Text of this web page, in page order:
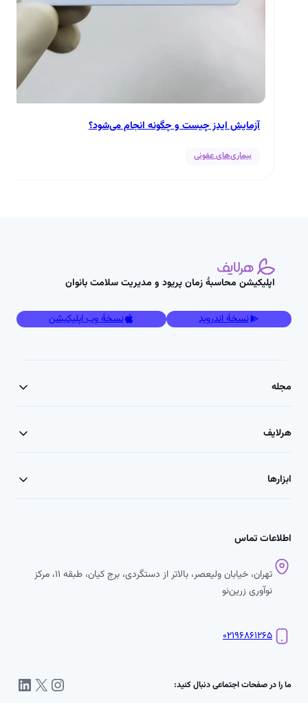
آزمایش ایدز چیست و چگونه انجام می‌شود؟
بیماری‌های عفونی
اپلیکیشن محاسبۀ زمان پریود و مدیریت سلامت بانوان
مجله
هرلایف
ابزارها
نسخۀ اندروید نسخۀ وب اپلیکیشن
اطلاعات تماس
تهران، خیابان ولیعصر، بالاتر از دستگردی، برج کیان، طبقه ۱۱، مرکز
نوآوری زرین‌نو
۰۲۱۹۶۸۶۱۲۶۵
ما را در صفحات اجتماعی دنبال کنید:
اینستاگرم X